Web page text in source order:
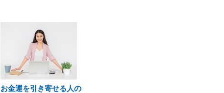
お金運を引き寄せる人の